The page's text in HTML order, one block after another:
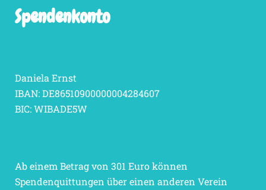
Spendenkonto
Daniela Ernst
IBAN: DE86510900000004284607
BIC: WIBADE5W
Ab einem Betrag von 301 Euro können
Spendenquittungen über einen anderen Verein